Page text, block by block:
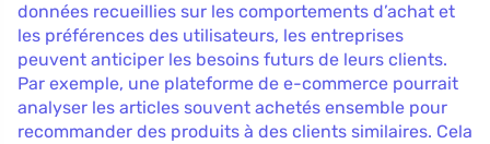
données recueillies sur les comportements d’achat et
les préférences des utilisateurs, les entreprises
peuvent anticiper les besoins futurs de leurs clients.
Par exemple, une plateforme de e-commerce pourrait
analyser les articles souvent achetés ensemble pour
recommander des produits à des clients similaires. Cela